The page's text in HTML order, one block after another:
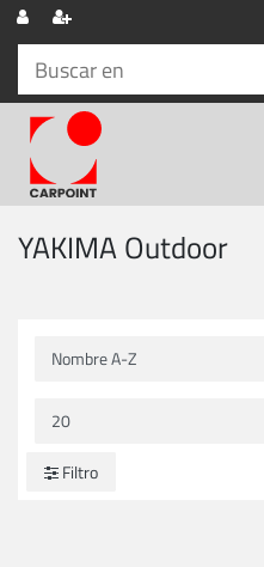
YAKIMA Outdoor
Filtro